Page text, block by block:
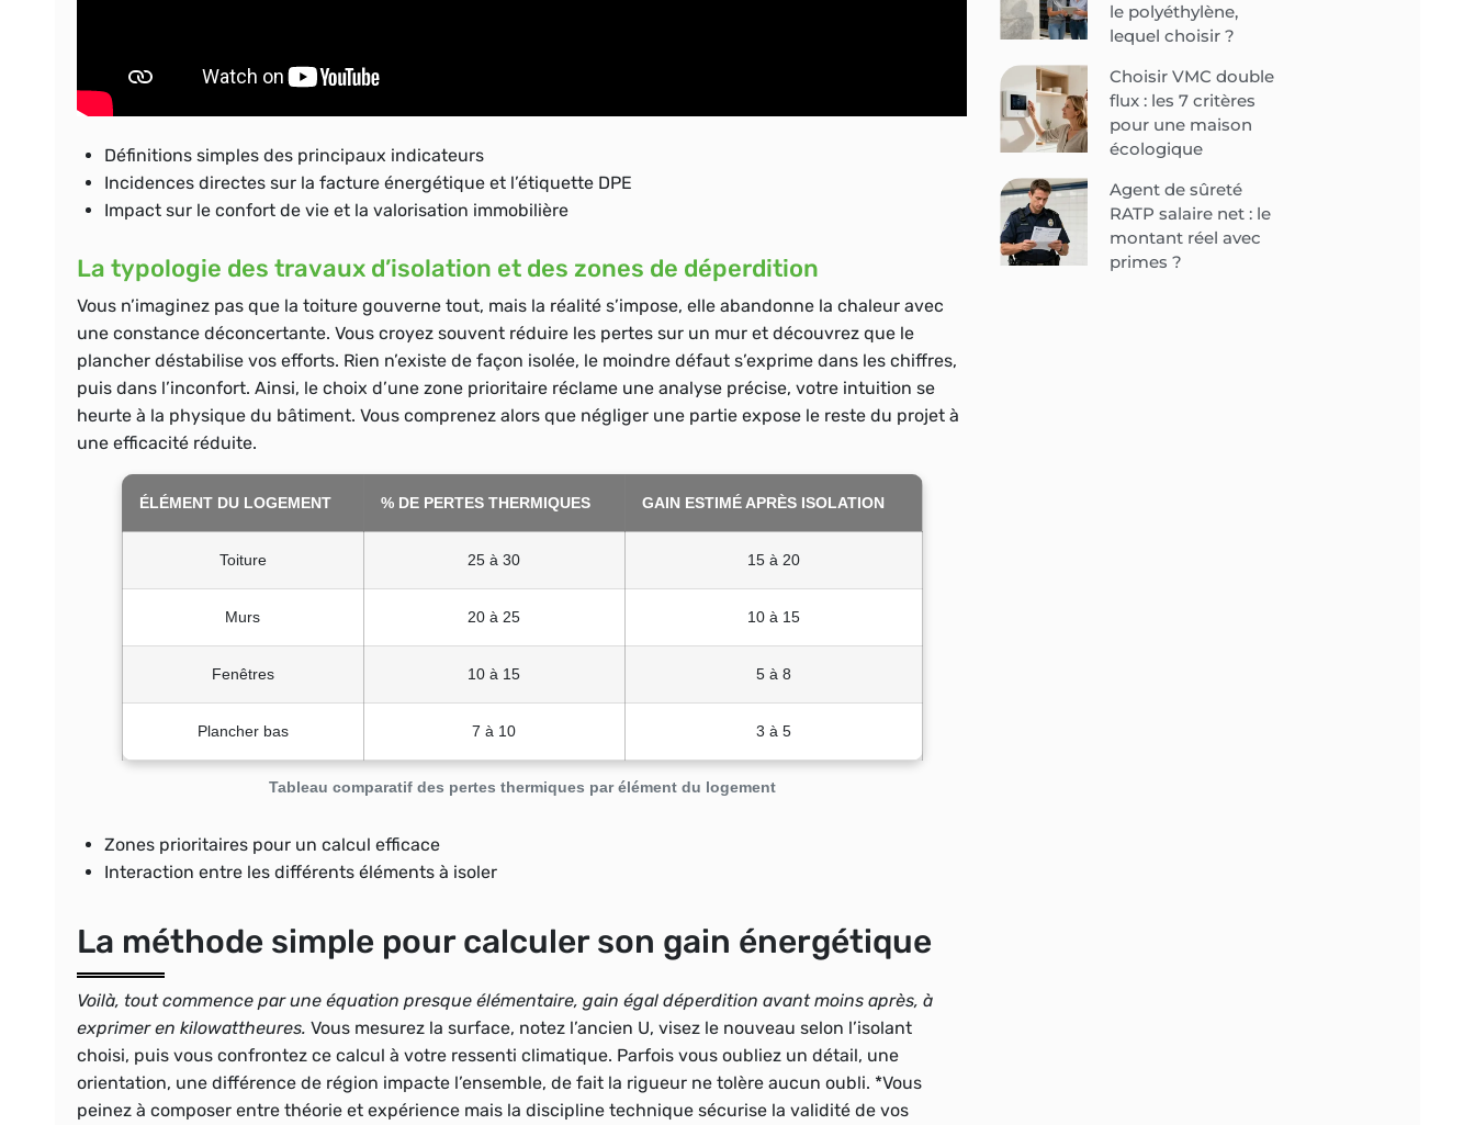
Définitions simples des principaux indicateurs
Incidences directes sur la facture énergétique et l’étiquette DPE
Impact sur le confort de vie et la valorisation immobilière
La typologie des travaux d’isolation et des zones de déperdition
Vous n’imaginez pas que la toiture gouverne tout, mais la réalité s’impose, elle abandonne la chaleur avec
une constance déconcertante. Vous croyez souvent réduire les pertes sur un mur et découvrez que le
plancher déstabilise vos efforts. Rien n’existe de façon isolée, le moindre défaut s’exprime dans les chiffres,
puis dans l’inconfort. Ainsi, le choix d’une zone prioritaire réclame une analyse précise, votre intuition se
heurte à la physique du bâtiment. Vous comprenez alors que négliger une partie expose le reste du projet à
une efficacité réduite.
Tableau comparatif des pertes thermiques par élément du logement
ÉLÉMENT DU LOGEMENT % DE PERTES THERMIQUES GAIN ESTIMÉ APRÈS ISOLATION
Toiture 25 à 30 15 à 20
Murs 20 à 25 10 à 15
Fenêtres 10 à 15 5 à 8
Plancher bas 7 à 10 3 à 5
Zones prioritaires pour un calcul efficace
Interaction entre les différents éléments à isoler
La méthode simple pour calculer son gain énergétique
Voilà, tout commence par une équation presque élémentaire, gain égal déperdition avant moins après, à
exprimer en kilowattheures. Vous mesurez la surface, notez l’ancien U, visez le nouveau selon l’isolant
choisi, puis vous confrontez ce calcul à votre ressenti climatique. Parfois vous oubliez un détail, une
orientation, une différence de région impacte l’ensemble, de fait la rigueur ne tolère aucun oubli. *Vous
peinez à composer entre théorie et expérience mais la discipline technique sécurise la validité de vos
le polyéthylène,
lequel choisir ?
Choisir VMC double
flux : les 7 critères
pour une maison
écologique
Agent de sûreté
RATP salaire net : le
montant réel avec
primes ?